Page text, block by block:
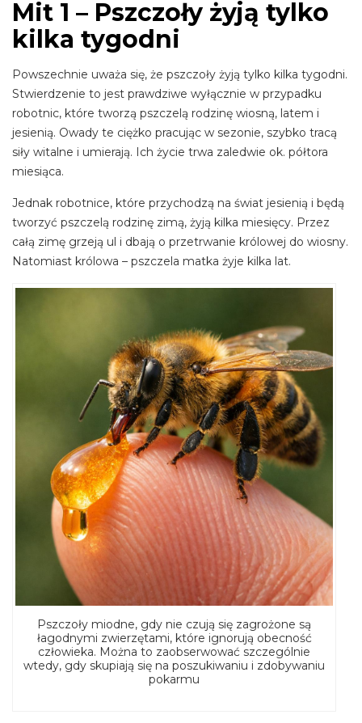
Mit 1 – Pszczoły żyją tylko
kilka tygodni
Powszechnie uważa się, że pszczoły żyją tylko kilka tygodni.
Stwierdzenie to jest prawdziwe wyłącznie w przypadku
robotnic, które tworzą pszczelą rodzinę wiosną, latem i
jesienią. Owady te ciężko pracując w sezonie, szybko tracą
siły witalne i umierają. Ich życie trwa zaledwie ok. półtora
miesiąca.
Jednak robotnice, które przychodzą na świat jesienią i będą
tworzyć pszczelą rodzinę zimą, żyją kilka miesięcy. Przez
całą zimę grzeją ul i dbają o przetrwanie królowej do wiosny.
Natomiast królowa – pszczela matka żyje kilka lat.
Pszczoły miodne, gdy nie czują się zagrożone są
łagodnymi zwierzętami, które ignorują obecność
człowieka. Można to zaobserwować szczególnie
wtedy, gdy skupiają się na poszukiwaniu i zdobywaniu
pokarmu